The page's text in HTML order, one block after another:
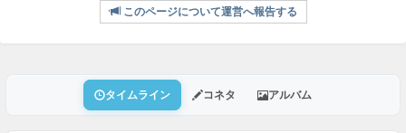
このページについて運営へ報告する
タイムライン コネタ アルバム